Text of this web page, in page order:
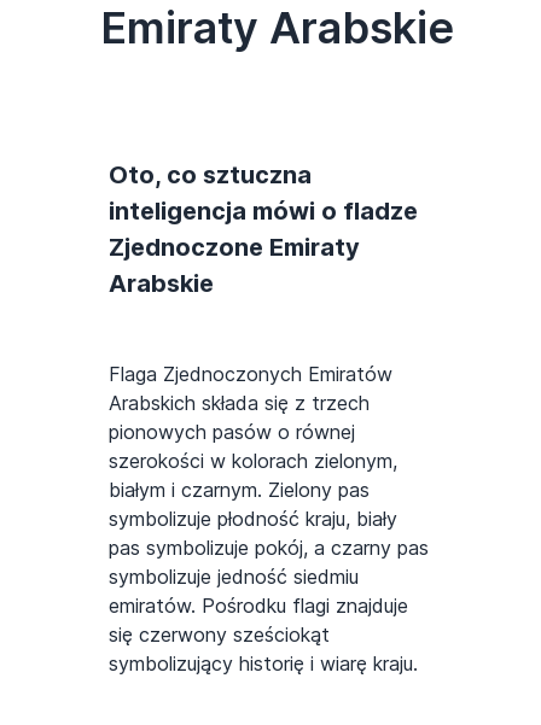
Emiraty Arabskie
Oto, co sztuczna
inteligencja mówi o fladze
Zjednoczone Emiraty
Arabskie
Flaga Zjednoczonych Emiratów
Arabskich składa się z trzech
pionowych pasów o równej
szerokości w kolorach zielonym,
białym i czarnym. Zielony pas
symbolizuje płodność kraju, biały
pas symbolizuje pokój, a czarny pas
symbolizuje jedność siedmiu
emiratów. Pośrodku flagi znajduje
się czerwony sześciokąt
symbolizujący historię i wiarę kraju.